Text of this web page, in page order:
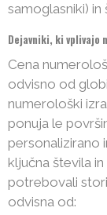
samoglasniki)
Dejavniki, ki vplivajo
Cena
odvisno od
numerološki
ponuja le
personalizirano
ključna števila
potrebovali
odvisna od: